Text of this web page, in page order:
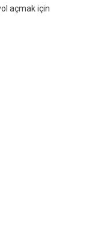
açmak için